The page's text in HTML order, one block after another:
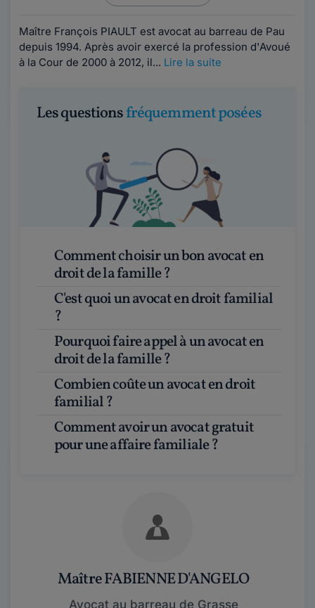
Maître François PIAULT est avocat au barreau de Pau
depuis 1994. Après avoir exercé la profession d'Avoué
à la Cour de 2000 à 2012, il... Lire la suite
Les questionsfréquemment posées
Comment choisir un bon avocat en
droit de la famille ?
C'est quoi un avocat en droit familial
?
Pourquoi faire appel à un avocat en
droit de la famille ?
Combien coûte un avocat en droit
familial ?
Comment avoir un avocat gratuit
pour une affaire familiale ?
Maître FABIENNE D'ANGELO
Avocat au barreau de Grasse